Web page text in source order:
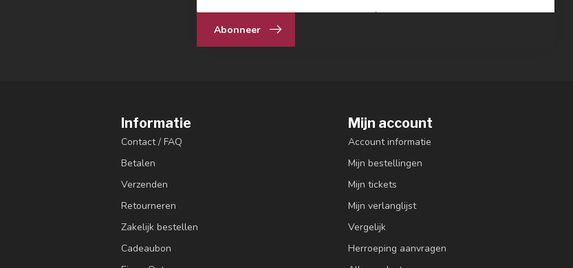
Abonneer
Informatie
Contact / FAQ
Betalen
Verzenden
Retourneren
Zakelijk bestellen
Cadeaubon
Mijn account
Account informatie
Mijn bestellingen
Mijn tickets
Mijn verlanglijst
Vergelijk
Herroeping aanvragen